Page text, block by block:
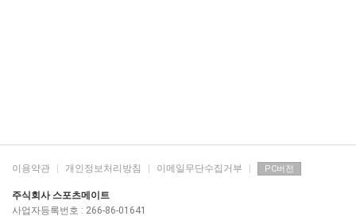
이용약관 개인정보처리방침 이메일무단수집거부 PC버전
주식회사 스포츠메이트
사업자등록번호 : 266-86-01641